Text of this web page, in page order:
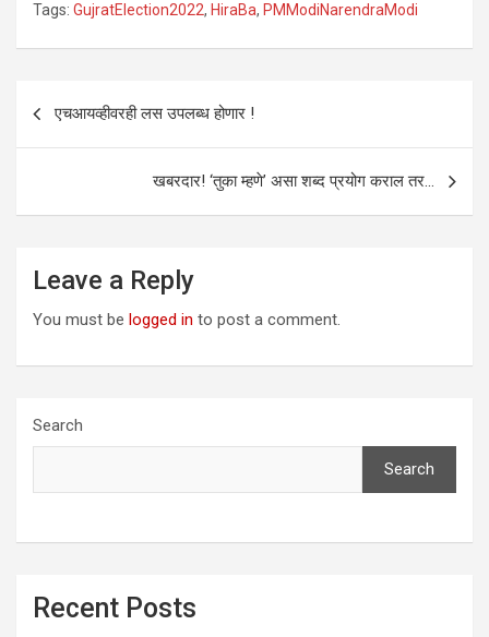
Tags: GujratElection2022, HiraBa, PMModiNarendraModi
navigation
एचआयव्हीवरही लस उपलब्ध होणार !
खबरदार! ‘तुका म्हणे’ असा शब्द प्रयोग कराल तर…
Leave a Reply
You must be logged in to post a comment.
Search
Search
Recent Posts